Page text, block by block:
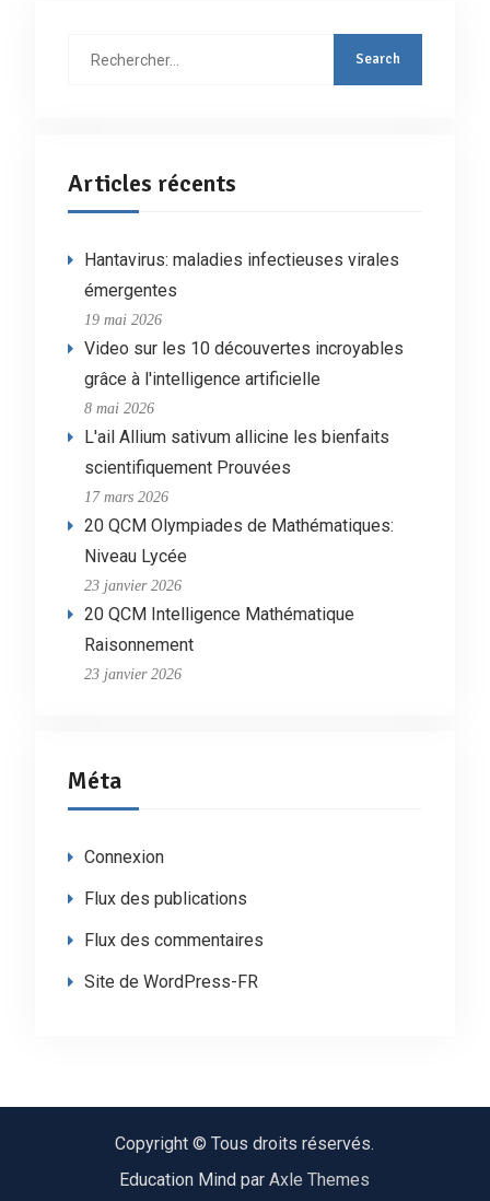
Articles récents
Hantavirus: maladies infectieuses virales
émergentes
19 mai 2026
Video sur les 10 découvertes incroyables
grâce à l'intelligence artificielle
8 mai 2026
L'ail Allium sativum allicine les bienfaits
scientifiquement Prouvées
17 mars 2026
20 QCM Olympiades de Mathématiques:
Niveau Lycée
23 janvier 2026
20 QCM Intelligence Mathématique
Raisonnement
23 janvier 2026
Méta
Connexion
Flux des publications
Flux des commentaires
Site de WordPress-FR
Copyright © Tous droits réservés.
Education Mind parAxle Themes